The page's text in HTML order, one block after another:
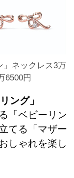
」ネックレス3万
6500円
ング」
「ベビーリン
てる「マザー
しゃれを楽し